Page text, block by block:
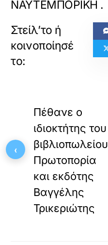
ΝΑΥΤΕΜΠΟΡΙΚΗ .
Πέθανε ο
ιδιοκτήτης του
βιβλιοπωλείου
Πρωτοπορία
και εκδότης
Βαγγέλης
Τρικεριώτης
‹